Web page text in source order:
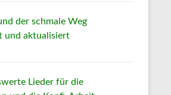
der schmale Weg
und aktualisiert
Lieder für die